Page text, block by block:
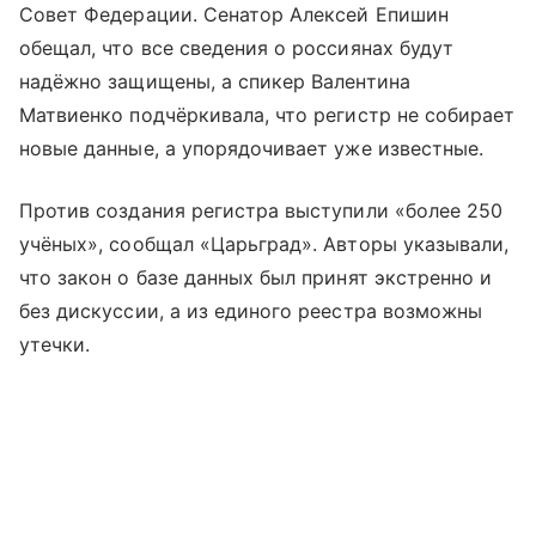
Совет Федерации. Сенатор Алексей Епишин
обещал, что все сведения о россиянах будут
надёжно защищены, а спикер Валентина
Матвиенко подчёркивала, что регистр не собирает
новые данные, а упорядочивает уже известные.
Против создания регистра выступили «более 250
учёных», сообщал «Царьград». Авторы указывали,
что закон о базе данных был принят экстренно и
без дискуссии, а из единого реестра возможны
утечки.